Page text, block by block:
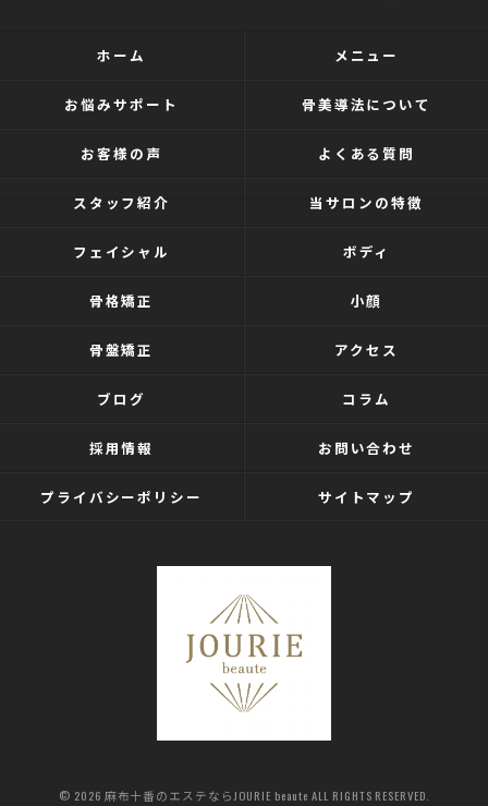
ホーム メニュー
お悩みサポート 骨美導法について
お客様の声 よくある質問
スタッフ紹介 当サロンの特徴
フェイシャル ボディ
骨格矯正 小顔
骨盤矯正 アクセス
ブログ コラム
採用情報 お問い合わせ
プライバシーポリシー サイトマップ
© 2026 麻布十番のエステならJOURIE beaute ALL RIGHTS RESERVED.